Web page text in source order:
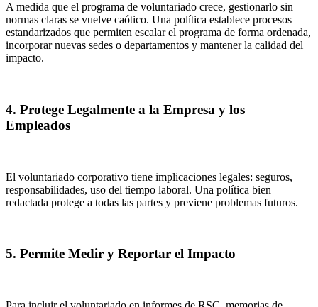
A medida que el programa de voluntariado crece, gestionarlo sin
normas claras se vuelve caótico. Una política establece procesos
estandarizados que permiten escalar el programa de forma ordenada,
incorporar nuevas sedes o departamentos y mantener la calidad del
impacto.
4. Protege Legalmente a la Empresa y los
Empleados
El voluntariado corporativo tiene implicaciones legales: seguros,
responsabilidades, uso del tiempo laboral. Una política bien
redactada protege a todas las partes y previene problemas futuros.
5. Permite Medir y Reportar el Impacto